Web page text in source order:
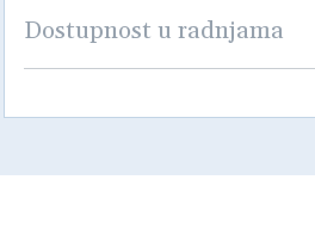
Dostupnost u radnjama